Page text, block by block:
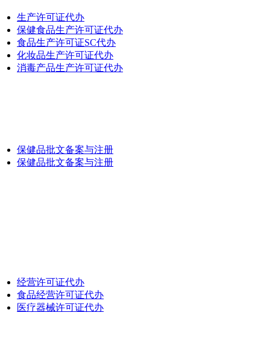
生产许可证代办
保健食品生产许可证代办
食品生产许可证SC代办
化妆品生产许可证代办
消毒产品生产许可证代办
保健品批文备案与注册
保健品批文备案与注册
经营许可证代办
食品经营许可证代办
医疗器械许可证代办